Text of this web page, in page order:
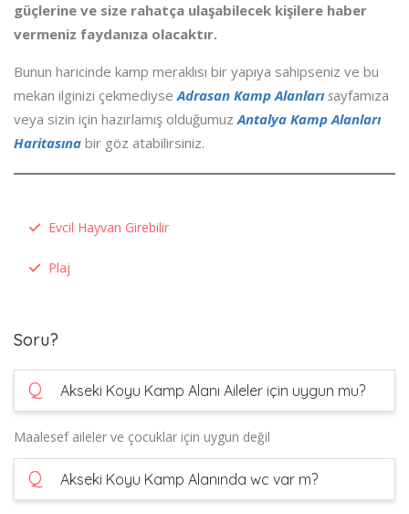
güçlerine ve size rahatça ulaşabilecek kişilere haber
vermeniz faydanıza olacaktır.
Bunun haricinde kamp meraklısı bir yapıya sahipseniz ve bu
mekan ilginizi çekmediyseAdrasan Kamp Alanları sayfamıza
veya sizin için hazırlamış olduğumuzAntalya Kamp Alanları
Haritasına bir göz atabilirsiniz.
Evcil Hayvan Girebilir
Plaj
Soru?
Q Akseki Koyu Kamp Alanı Aileler için uygun mu?
Maalesef aileler ve çocuklar için uygun değil
Q Akseki Koyu Kamp Alanında wc var m?